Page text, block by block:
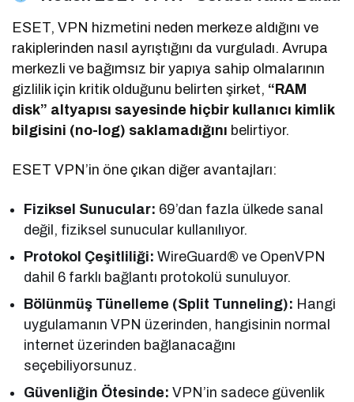
ESET, VPN hizmetini neden merkeze aldığını ve
rakiplerinden nasıl ayrıştığını da vurguladı. Avrupa
merkezli ve bağımsız bir yapıya sahip olmalarının
gizlilik için kritik olduğunu belirten şirket, “RAM
disk” altyapısı sayesinde hiçbir kullanıcı kimlik
bilgisini (no-log) saklamadığını belirtiyor.
ESET VPN’in öne çıkan diğer avantajları:
Fiziksel Sunucular: 69’dan fazla ülkede sanal
değil, fiziksel sunucular kullanılıyor.
Protokol Çeşitliliği: WireGuard® ve OpenVPN
dahil 6 farklı bağlantı protokolü sunuluyor.
Bölünmüş Tünelleme (Split Tunneling): Hangi
uygulamanın VPN üzerinden, hangisinin normal
internet üzerinden bağlanacağını
seçebiliyorsunuz.
Güvenliğin Ötesinde: VPN’in sadece güvenlik